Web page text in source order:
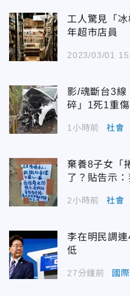
工人驚見「
年超市店員
2023/03/01
影/魂斷台3線
碎」1死1重傷
1小時前 社會
棄養8子女「
了？貼告示
2小時前 社會
李在明民調
低
27分鐘前 國際